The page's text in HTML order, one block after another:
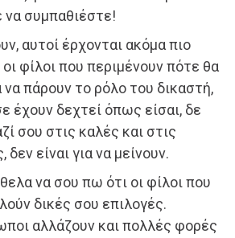
να συμπαθιέστε!
αυτοί έρχονται ακόμα πιο
φίλοι που περιμένουν πότε θα
να πάρουν το ρόλο του δικαστή,
έχουν δεχτεί όπως είσαι, δε
σου στις καλές και στις
είναι για να μείνουν.
να σου πω ότι οι φίλοι που
δικές σου επιλογές.
αλλάζουν και πολλές φορές